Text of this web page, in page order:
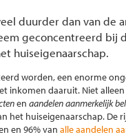
duurder dan van de
geconcentreerd bij
huiseigenaarschap.
worden, een enorme
inkomen daaruit. Niet
en aandelen aanmerkelijk
het huiseigenaarschap. De
en 96% van alle aandelen